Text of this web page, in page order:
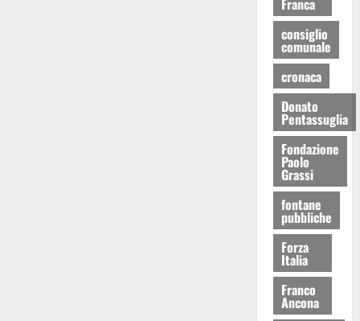
Franca
consiglio
comunale
cronaca
Donato
Pentassuglia
Fondazione
Paolo
Grassi
fontane
pubbliche
Forza
Italia
Franco
Ancona